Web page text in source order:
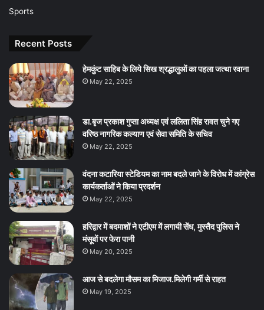
Sports
Recent Posts
हेमकुंट साहिब के लिये सिख श्रद्धालुओं का पहला जत्था रवाना
May 22, 2025
डा.बृज प्रकाश गुप्ता अध्यक्ष एवं ललिता सिंह रावत चुने गए
वरिष्ठ नागरिक कल्याण एवं सेवा समिति के सचिव
May 22, 2025
वंदना कटारिया स्टेडियम का नाम बदले जाने के विरोध में कांग्रेस
कार्यकर्ताओं ने किया प्रदर्शन
May 22, 2025
हरिद्वार में बदमाशों ने एटीएम में लगायी सेंध, मुस्तैद पुलिस ने
मंसूबों पर फेरा पानी
May 20, 2025
आज से बदलेगा मौसम का मिजाज.मिलेगी गर्मी से राहत
May 19, 2025